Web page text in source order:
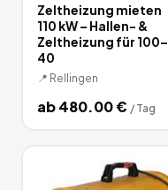
Zeltheizung mieten
110 kW – Hallen- &
Zeltheizung für 100–
40
📍 Rellingen
ab480.00€ / Tag